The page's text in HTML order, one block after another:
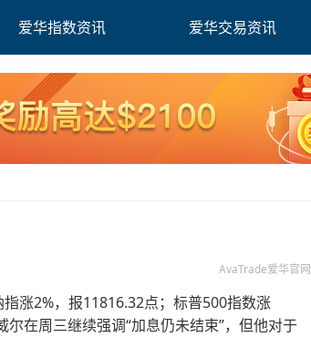
爱华指数资讯 爱华交易资讯
AvaTrade爱华官网
涨2%，报11816.32点；标普500指数涨
在周三继续强调“加息仍未结束”，但他对于